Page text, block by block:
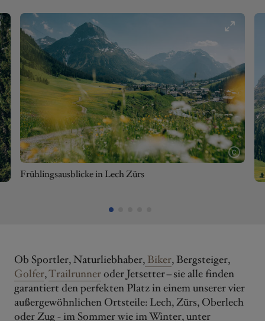
Frühlingsausblicke in Lech Zürs
Ob Sportler, Naturliebhaber, Biker, Bergsteiger,
Golfer,Trailrunneroder Jetsetter – sie alle finden
garantiert den perfekten Platz in einem unserer vier
außergewöhnlichen Ortsteile: Lech, Zürs, Oberlech
oder Zug - im Sommer wie im Winter, unter